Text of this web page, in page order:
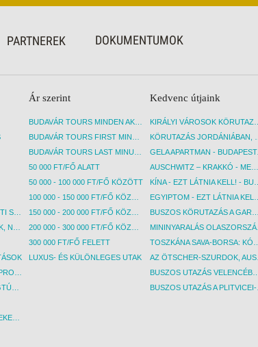
PARTNEREK DOKUMENTUMOK
Ár szerint
50 000 FT/FŐ ALATT
50 000 - 100 000 FT/FŐ KÖZÖTT
300 000 FT/FŐ FELETT
LUXUS- ÉS KÜLÖNLEGES UTAK
Kedvenc útjaink
GELA